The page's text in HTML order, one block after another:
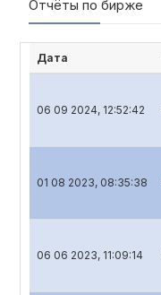
Отчёты по бирже
Дата
06 09 2024, 12:52:42
01 08 2023, 08:35:38
06 06 2023, 11:09:14